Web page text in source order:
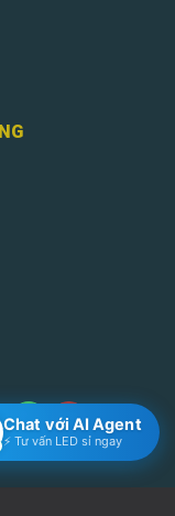
Chat với AI Agent
⚡ Tư vấn LED sỉ ngay